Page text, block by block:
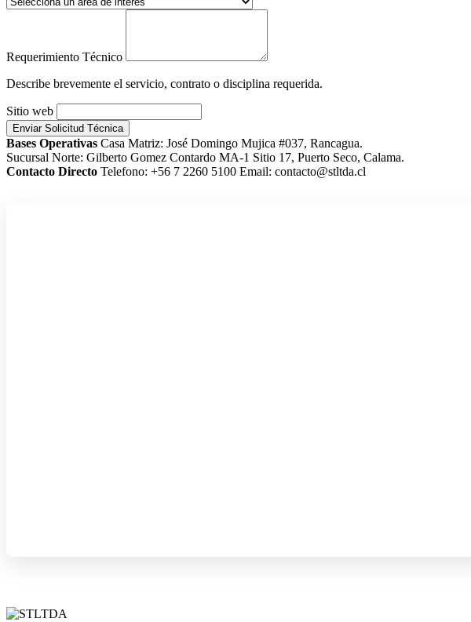
Requerimiento Técnico
Describe brevemente el servicio, contrato o disciplina requerida.
Sitio web
Enviar Solicitud Técnica
Bases Operativas Casa Matriz: José Domingo Mujica #037, Rancagua.
Sucursal Norte: Gilberto Gomez Contardo MA-1 Sitio 17, Puerto Seco, Calama.
Contacto Directo Telefono: +56 7 2260 5100 Email: contacto@stltda.cl